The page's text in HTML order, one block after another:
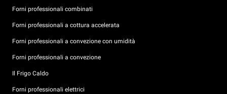
Forni professionali combinati
Forni professionali a cottura accelerata
Forni professionali a convezione con umidità
Forni professionali a convezione
Il Frigo Caldo
Forni professionali elettrici